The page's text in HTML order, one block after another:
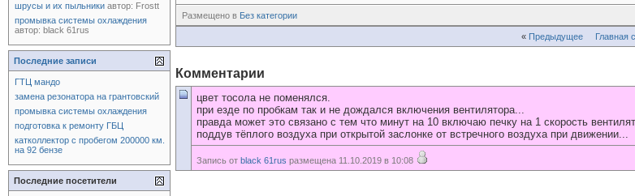
Размещено в Без категории
« Предыдущее Главная
Комментарии
цвет тосола не поменялся.
при езде по пробкам так и не дождался включения вентилятора...
правда может это связано с тем что минут на 10 включаю печку на 1 скорость
поддув тёплого воздуха при открытой заслонке от встречного воздуха при движении...
Запись от black 61rus размещена 11.10.2019 в 10:08
шрусы и их пыльники автор: Frostt
промывка системы охлаждения
автор: black 61rus
Последние записи
ГТЦ мандо
замена резонатора на грантовский
промывка системы охлаждения
подготовка к ремонту ГБЦ
катколлектор с пробегом 200000 км.
на 92 бензе
Последние посетители